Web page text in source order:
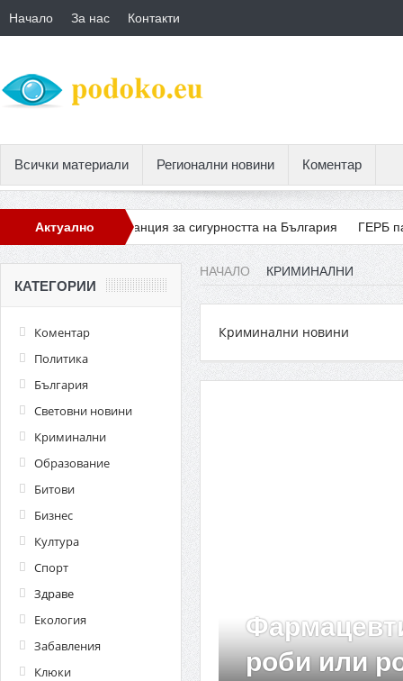
Начало За нас Контакти
Всички материали Регионални новини Коментар
Актуално
е гаранция за сигурността на България ГЕРБ пазарува
НАЧАЛО КРИМИНАЛНИ
Криминални новини
роби или
КАТЕГОРИИ
Коментар
Политика
България
Световни новини
Криминални
Образование
Битови
Бизнес
Култура
Спорт
Здраве
Екология
Забавления
Клюки